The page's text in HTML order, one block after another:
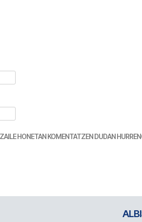
HONETAN KOMENTATZEN DUDAN